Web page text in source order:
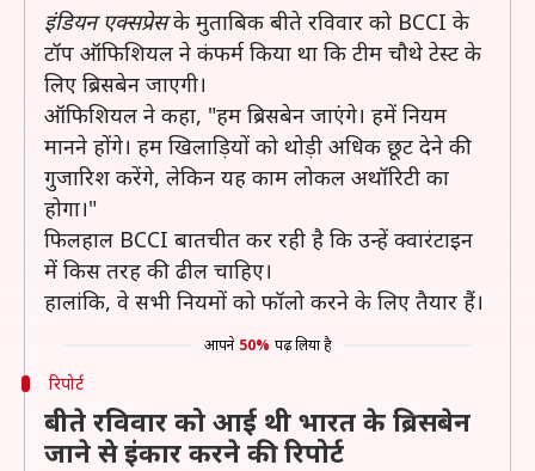
इंडियन एक्सप्रेसके मुताबिक बीते रविवार को BCCI के
टॉप ऑफिशियल ने कंफर्म किया था कि टीम चौथे टेस्ट के
लिए ब्रिसबेन जाएगी।
ऑफिशियल ने कहा, "हम ब्रिसबेन जाएंगे। हमें नियम
मानने होंगे। हम खिलाड़ियों को थोड़ी अधिक छूट देने की
गुजारिश करेंगे, लेकिन यह काम लोकल अथॉरिटी का
होगा।"
फिलहाल BCCI बातचीत कर रही है कि उन्हें क्वारंटाइन
में किस तरह की ढील चाहिए।
हालांकि, वे सभी नियमों को फॉलो करने के लिए तैयार हैं।
आपने 50% पढ़ लिया है
रिपोर्ट
बीते रविवार को आई थी भारत के ब्रिसबेन
जाने से इंकार करने की रिपोर्ट